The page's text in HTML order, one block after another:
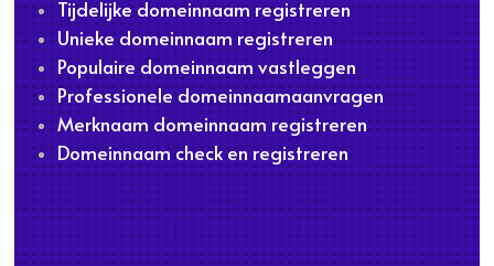
Tijdelijke domeinnaam registreren
Unieke domeinnaam registreren
Populaire domeinnaam vastleggen
Professionele domeinnaamaanvragen
Merknaam domeinnaam registreren
Domeinnaam check en registreren